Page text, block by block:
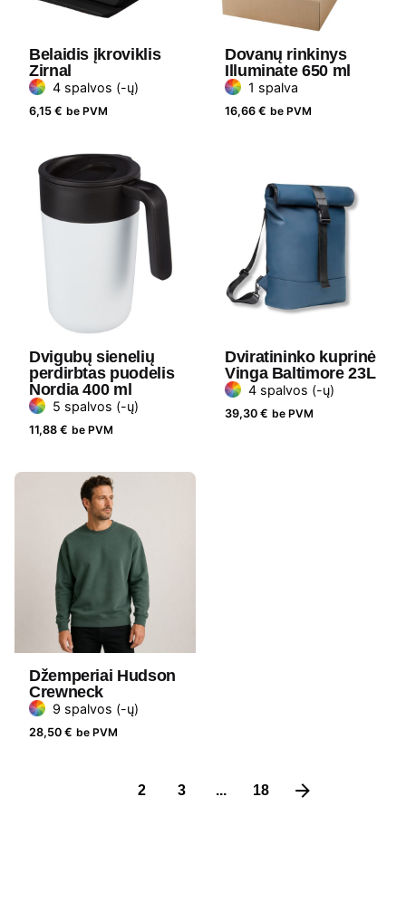
Belaidis įkroviklis
Zirnal
4 spalvos (-ų)
6,15 € be PVM
Dovanų rinkinys
Illuminate 650 ml
1 spalva
16,66 € be PVM
Dvigubų sienelių
perdirbtas puodelis
Nordia 400 ml
5 spalvos (-ų)
11,88 € be PVM
Dviratininko kuprinė
Vinga Baltimore 23L
4 spalvos (-ų)
39,30 € be PVM
Džemperiai Hudson
Crewneck
9 spalvos (-ų)
28,50 € be PVM
2 3 ... 18